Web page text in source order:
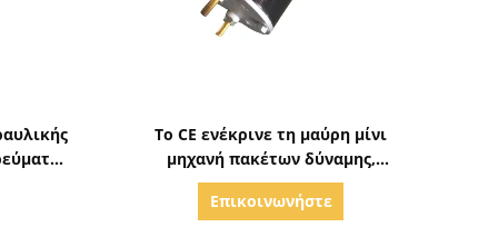
Το CE ενέκρινε τη μαύρη μίνι
μηχανή πακέτων δύναμης,
υδραυλικός ΣΥΝΕΧΉΣ 24v 500w
ηλεκτρικός κινητήρας
Επικοινωνήστε